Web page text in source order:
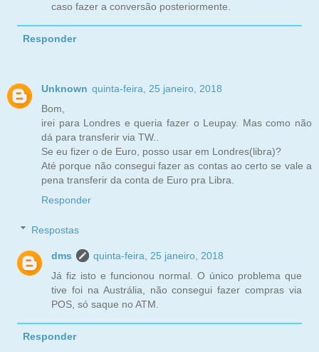
caso fazer a conversão posteriormente.
Responder
Unknown quinta-feira, 25 janeiro, 2018
Bom,
irei para Londres e queria fazer o Leupay. Mas como não
dá para transferir via TW..
Se eu fizer o de Euro, posso usar em Londres(libra)?
Até porque não consegui fazer as contas ao certo se vale a
pena transferir da conta de Euro pra Libra.
Responder
Respostas
dms
quinta-feira, 25 janeiro, 2018
Já fiz isto e funcionou normal. O único problema que
tive foi na Austrália, não consegui fazer compras via
POS, só saque no ATM.
Responder